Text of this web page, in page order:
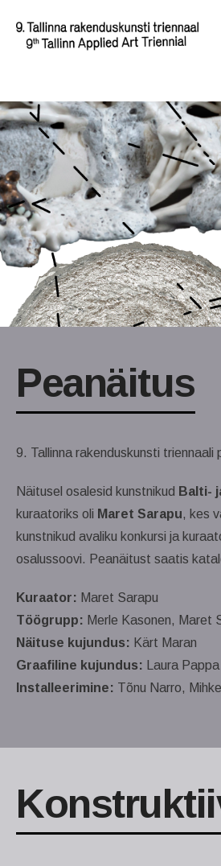
Peanäitus
9. Tallinna rakenduskunsti triennaali
Näitusel osalesid kunstnikud Balti-
kuraatoriks oli Maret Sarapu, kes
kunstnikud avaliku konkursi ja
osalussoovi. Peanäitust saatis
Kuraator: Maret Sarapu
Töögrupp: Merle Kasonen, Maret
Näituse kujundus: Kärt Maran
Graafiline kujundus: Laura Pappa
Installeerimine: Tõnu Narro,